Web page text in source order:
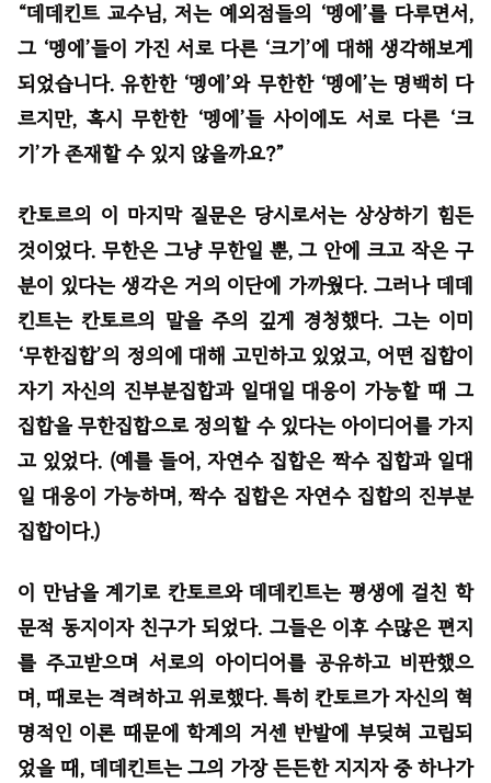
“데데킨트 교수님, 저는 예외점들의 ‘멩에’를 다루면서,
그 ‘멩에’들이 가진 서로 다른 ‘크기’에 대해 생각해보게
되었습니다. 유한한 ‘멩에’와 무한한 ‘멩에’는 명백히 다
르지만, 혹시 무한한 ‘멩에’들 사이에도 서로 다른 ‘크
기’가 존재할 수 있지 않을까요?”
칸토르의 이 마지막 질문은 당시로서는 상상하기 힘든
것이었다. 무한은 그냥 무한일 뿐, 그 안에 크고 작은 구
분이 있다는 생각은 거의 이단에 가까웠다. 그러나 데데
킨트는 칸토르의 말을 주의 깊게 경청했다. 그는 이미
‘무한집합’의 정의에 대해 고민하고 있었고, 어떤 집합이
자기 자신의 진부분집합과 일대일 대응이 가능할 때 그
집합을 무한집합으로 정의할 수 있다는 아이디어를 가지
고 있었다. (예를 들어, 자연수 집합은 짝수 집합과 일대
일 대응이 가능하며, 짝수 집합은 자연수 집합의 진부분
집합이다.)
이 만남을 계기로 칸토르와 데데킨트는 평생에 걸친 학
문적 동지이자 친구가 되었다. 그들은 이후 수많은 편지
를 주고받으며 서로의 아이디어를 공유하고 비판했으
며, 때로는 격려하고 위로했다. 특히 칸토르가 자신의 혁
명적인 이론 때문에 학계의 거센 반발에 부딪혀 고립되
었을 때, 데데킨트는 그의 가장 든든한 지지자 중 하나가